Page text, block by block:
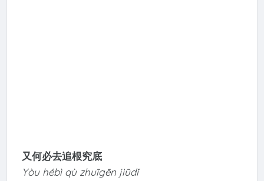
又何必去追根究底
Yòu hébì qù zhuīgēn jiūdǐ